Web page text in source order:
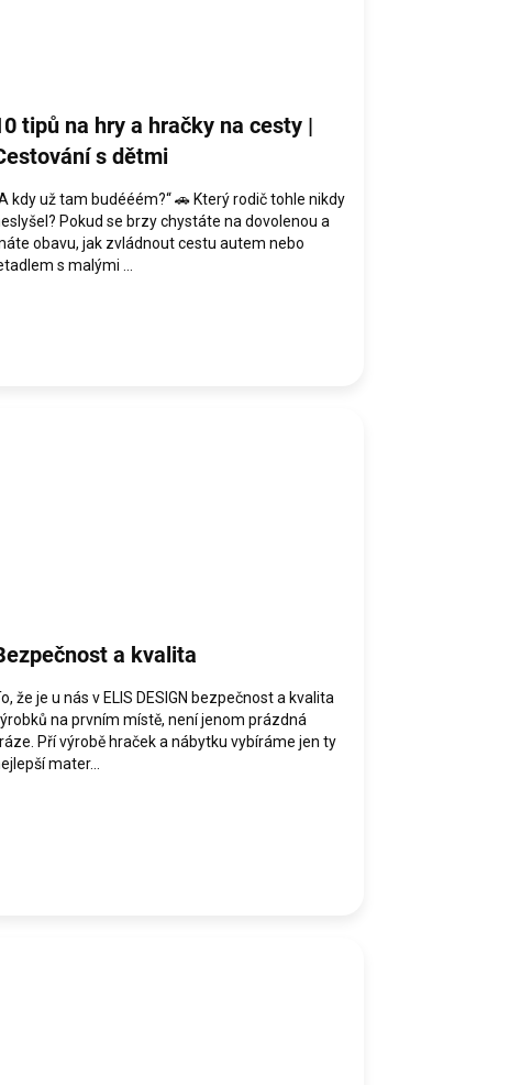
tipů na hry a hračky na cesty |
s dětmi
kdy už tam budééém?“ 🚗 Který rodič tohle nikdy
Pokud se brzy chystáte na dovolenou a
obavu, jak zvládnout cestu autem nebo
s malými ...
a kvalita
že je u nás v ELIS DESIGN bezpečnost a kvalita
na prvním místě, není jenom prázdná
Pří výrobě hraček a nábytku vybíráme jen ty
mater...